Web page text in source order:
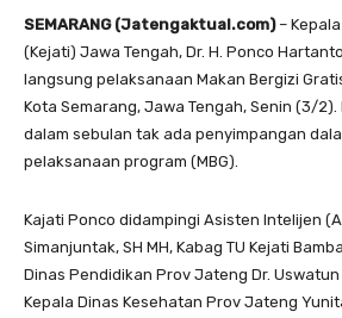
SEMARANG (Jatengaktual.com)–
(Kejati) Jawa Tengah, Dr. H. Ponco
langsung pelaksanaan Makan Bergizi
Kota Semarang, Jawa Tengah, Senin (3/
dalam sebulan tak ada penyimpangan
pelaksanaan program (MBG).
Kajati Ponco didampingi Asisten Intelijen
Simanjuntak, SH MH, Kabag TU Kejati
Dinas Pendidikan Prov Jateng Dr. Uswatun
Kepala Dinas Kesehatan Prov Jateng